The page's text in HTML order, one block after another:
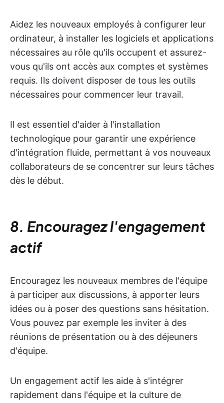
Aidez les nouveaux employés à configurer leur
ordinateur, à installer les logiciels et applications
nécessaires au rôle qu'ils occupent et assurez-
vous qu'ils ont accès aux comptes et systèmes
requis. Ils doivent disposer de tous les outils
nécessaires pour commencer leur travail.
Il est essentiel d'aider à l'installation
technologique pour garantir une expérience
d'intégration fluide, permettant à vos nouveaux
collaborateurs de se concentrer sur leurs tâches
dès le début.
8. Encouragez l'engagement
actif
Encouragez les nouveaux membres de l'équipe
à participer aux discussions, à apporter leurs
idées ou à poser des questions sans hésitation.
Vous pouvez par exemple les inviter à des
réunions de présentation ou à des déjeuners
d'équipe.
Un engagement actif les aide à s'intégrer
rapidement dans l'équipe et la culture de